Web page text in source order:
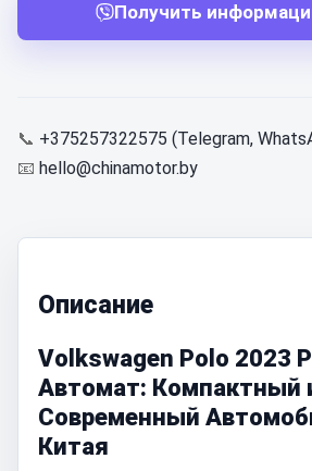
Получить
📞 +375257322575 (Telegram,
📧 hello@chinamotor.by
Описание
Volkswagen Polo 2023
Автомат: Компактный
Современный
Китая